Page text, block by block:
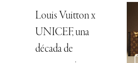
Louis Vuitton x
UNICEF, una
década de